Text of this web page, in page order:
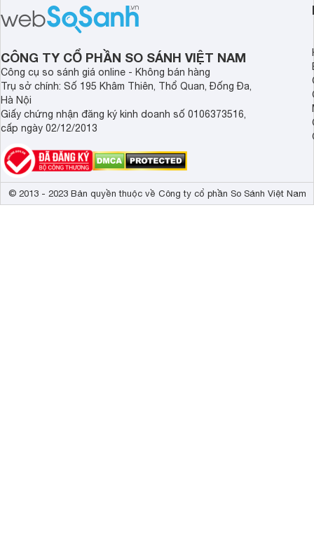
CÔNG TY CỔ PHẦN SO SÁNH VIỆT NAM
Công cụ so sánh giá online - Không bán hàng
Trụ sở chính: Số 195 Khâm Thiên, Thổ Quan, Đống Đa,
Hà Nội
Giấy chứng nhận đăng ký kinh doanh số 0106373516,
cấp ngày 02/12/2013
© 2013 - 2023 Bản quyền thuộc về Công ty cổ phần So Sánh Việt Nam